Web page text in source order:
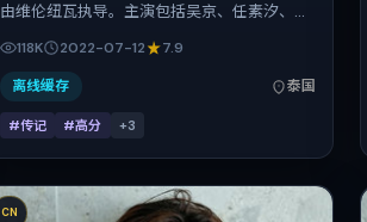
由维伦纽瓦执导。主演包括吴京、任素汐、白
2022年暑期档与观众见面，首映日期 2022-
07-12，正片时长97分钟。
118K 2022-07-12 7.9
离线缓存 泰国
#传记 #高分 +3
CN